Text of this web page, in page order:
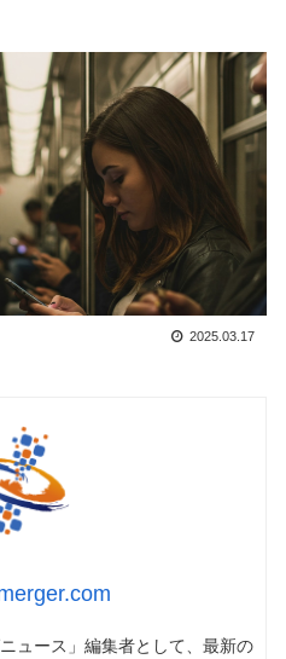
2025.03.17
ュース」編集者として、最新の